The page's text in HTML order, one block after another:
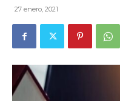
27 enero, 2021